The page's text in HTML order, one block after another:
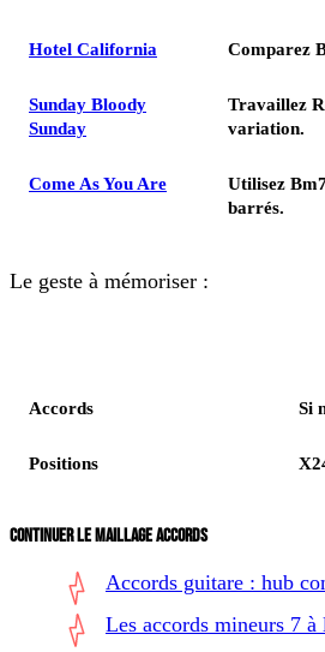
Hotel California Comparez
Sunday Bloody
Sunday
Travaillez
variation.
Come As You Are
Utilisez
barrés.
Le geste à mémoriser :
Accords Si
Positions
CONTINUER LE MAILLAGE ACCORDS
Accords guitare : hub
Les accords mineurs 7 à